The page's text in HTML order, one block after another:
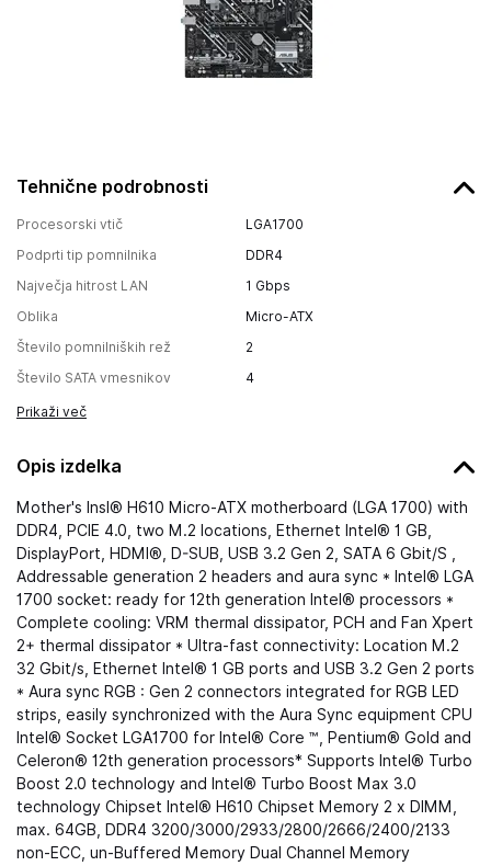
Tehnične podrobnosti
Procesorski vtič
LGA1700
Podprti tip pomnilnika
DDR4
Največja hitrost LAN
1 Gbps
Oblika
Micro-ATX
Število pomnilniških rež
2
Število SATA vmesnikov
4
Prikaži več
Opis izdelka
Mother's Insl® H610 Micro-ATX motherboard (LGA 1700) with
DDR4, PCIE 4.0, two M.2 locations, Ethernet Intel® 1 GB,
DisplayPort, HDMI®, D-SUB, USB 3.2 Gen 2, SATA 6 Gbit/S ,
Addressable generation 2 headers and aura sync * Intel® LGA
1700 socket: ready for 12th generation Intel® processors *
Complete cooling: VRM thermal dissipator, PCH and Fan Xpert
2+ thermal dissipator * Ultra-fast connectivity: Location M.2
32 Gbit/s, Ethernet Intel® 1 GB ports and USB 3.2 Gen 2 ports
* Aura sync RGB : Gen 2 connectors integrated for RGB LED
strips, easily synchronized with the Aura Sync equipment CPU
Intel® Socket LGA1700 for Intel® Core ™, Pentium® Gold and
Celeron® 12th generation processors* Supports Intel® Turbo
Boost 2.0 technology and Intel® Turbo Boost Max 3.0
technology Chipset Intel® H610 Chipset Memory 2 x DIMM,
max. 64GB, DDR4 3200/3000/2933/2800/2666/2400/2133
non-ECC, un-Buffered Memory Dual Channel Memory